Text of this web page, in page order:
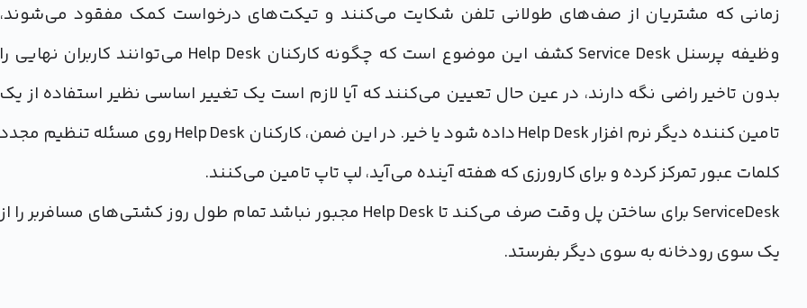
زمانی که مشتریان از صف‌های طولانی تلفن شکایت می‌کنند و تیکت‌های درخواست کمک مفقود می‌شوند،
وظیفه پرسنل Service Desk کشف اين موضوع است که چگونه کارکنان Help Desk می‌توانند کاربران نهایی را
بدون تاخير راضی نگه دارند، در عین حال تعیین می‌کنند که آیا لازم است یک تغییر اساسی نظیر استفاده از يك
تامین کننده ديگر نرم افزار Help Desk داده شود یا خیر. در اين ضمن، کارکنان Help Desk روی مسئله تنظیم مجدد
کلمات عبور تمرکز كرده و برای کارورزی که هفته آینده می‌آید، لپ تاپ تامين می‌كنند.
ServiceDesk برای ساختن پل وقت صرف می‌كند تا Help Desk مجبور نباشد تمام طول روز کشتی‌های مسافربر را از
يك سوی رودخانه به سوي ديگر بفرستد.